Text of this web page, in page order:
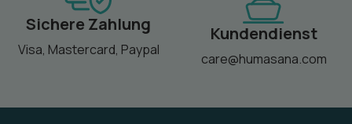
Sichere Zahlung
Visa, Mastercard, Paypal
Kundendienst
care@humasana.com